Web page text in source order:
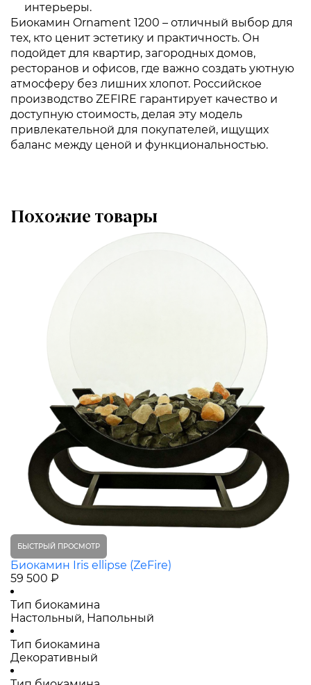
интерьеры.
Биокамин Ornament 1200 – отличный выбор для
тех, кто ценит эстетику и практичность. Он
подойдет для квартир, загородных домов,
ресторанов и офисов, где важно создать уютную
атмосферу без лишних хлопот. Российское
производство ZEFIRE гарантирует качество и
доступную стоимость, делая эту модель
привлекательной для покупателей, ищущих
баланс между ценой и функциональностью.
Похожие товары
БЫСТРЫЙ ПРОСМОТР
Биокамин Iris ellipse (ZeFire)
59 500 ₽
Тип биокамина
Настольный, Напольный
Тип биокамина
Декоративный